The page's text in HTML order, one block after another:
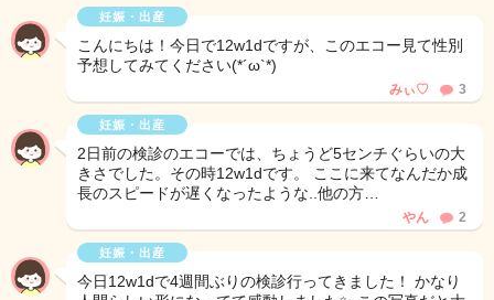
妊娠・出産
こんにちは！今日で12w1dですが、このエコー見て性別
予想してみてください(*´ω`*)
みぃ♡ 3
妊娠・出産
2日前の検診のエコーでは、ちょうど5センチぐらいの大
きさでした。その時12w1dです。 ここに来てなんだか成
長のスピードが遅くなったような..他の方…
やん 2
妊娠・出産
今日12w1dで4週間ぶりの検診行ってきました！ かなり